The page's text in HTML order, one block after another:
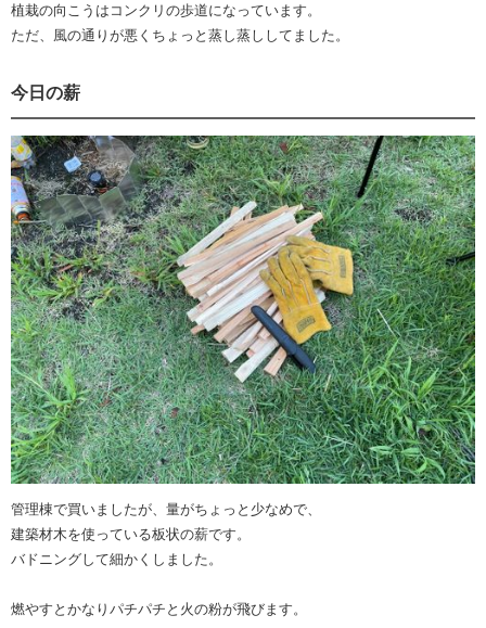
植栽の向こうはコンクリの歩道になっています。
ただ、風の通りが悪くちょっと蒸し蒸ししてました。
今日の薪
管理棟で買いましたが、量がちょっと少なめで、
建築材木を使っている板状の薪です。
バドニングして細かくしました。
燃やすとかなりパチパチと火の粉が飛びます。